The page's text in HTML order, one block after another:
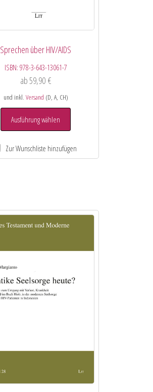
Sprechen über HIV/AIDS
ISBN: 978-3-643-13061-7
ab 59,90 €
und inkl. Versand (D, A, CH)
Ausführung wählen